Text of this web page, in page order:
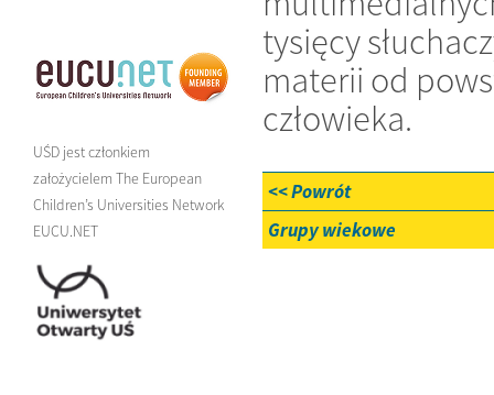
UŚD jest członkiem
założycielem The European
Children’s Universities Network
EUCU.NET
tysięcy
materii od
człowieka.
<< Powrót
Grupy wiekowe